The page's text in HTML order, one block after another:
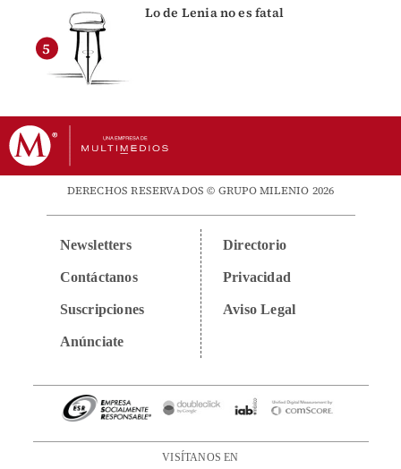
Lo de Lenia no es fatal
DERECHOS RESERVADOS © GRUPO MILENIO 2026
Newsletters
Contáctanos
Suscripciones
Anúnciate
Directorio
Privacidad
Aviso Legal
VISÍTANOS EN